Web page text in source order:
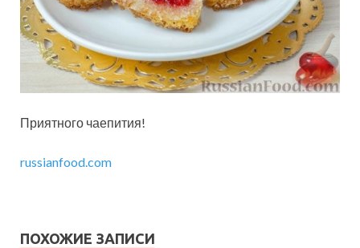
Приятного чаепития!
russianfood.com
ПОХОЖИЕ ЗАПИСИ